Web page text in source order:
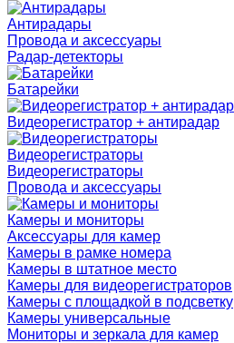
Антирадары
Провода и аксессуары
Радар-детекторы
Батарейки
Видеорегистратор + антирадар
Видеорегистраторы
Видеорегистраторы
Провода и аксессуары
Камеры и мониторы
Аксессуары для камер
Камеры в рамке номера
Камеры в штатное место
Камеры для видеорегистраторов
Камеры с площадкой в подсветку
Камеры универсальные
Мониторы и зеркала для камер